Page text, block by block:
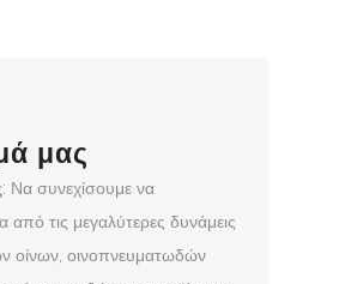
μας
: Να συνεχίσουμε να
από τις μεγαλύτερες δυνάμεις
οίνων, οινοπνευματωδών